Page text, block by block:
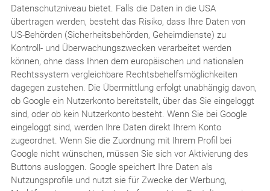
Datenschutzniveau bietet. Falls die Daten in die USA
übertragen werden, besteht das Risiko, dass Ihre Daten von
US-Behörden (Sicherheitsbehörden, Geheimdienste) zu
Kontroll- und Überwachungszwecken verarbeitet werden
können, ohne dass Ihnen dem europäischen und nationalen
Rechtssystem vergleichbare Rechtsbehelfsmöglichkeiten
dagegen zustehen. Die Übermittlung erfolgt unabhängig davon,
ob Google ein Nutzerkonto bereitstellt, über das Sie eingeloggt
sind, oder ob kein Nutzerkonto besteht. Wenn Sie bei Google
eingeloggt sind, werden Ihre Daten direkt Ihrem Konto
zugeordnet. Wenn Sie die Zuordnung mit Ihrem Profil bei
Google nicht wünschen, müssen Sie sich vor Aktivierung des
Buttons ausloggen. Google speichert Ihre Daten als
Nutzungsprofile und nutzt sie für Zwecke der Werbung,